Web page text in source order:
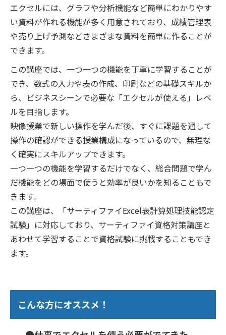
エクセルには、グラフや分析機能など簡単にわかりやす
い資料が作れる機能が多く用意されており、成績管理表
や売り上げ予測などさまざまな資料を簡単に作ることが
できます。
この講座では、一つ一つの機能を丁寧に学習することが
でき、数式の入力や表の作成、印刷などの基礎スキルか
ら、ビジネスシーンで必要な「エクセルが使える」レベ
ルを目指します。
映像授業で新しい操作を学んだ後、すぐに課題を通して
操作の確認ができる授業構成になっているので、無理な
く確実にスキルアップできます。
一つ一つの機能を学習するだけでなく、総合問題で学ん
だ機能をどの場面で使うと効率が良いかを知ることもで
きます。
この講座は、「サーティファイExcel表計算処理技能認定
試験」に対応しており、サーティファイ資格対策講座と
あわせて学習することで資格試験に挑戦することもでき
ます。
こんな方にオススメ！